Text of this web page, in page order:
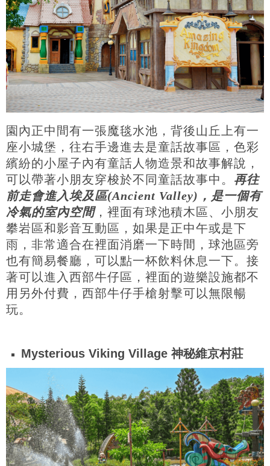
園內正中間有一張魔毯水池，背後山丘上有一
座小城堡，往右手邊進去是童話故事區，色彩
繽紛的小屋子內有童話人物造景和故事解說，
可以帶著小朋友穿梭於不同童話故事中。 再往
前走會進入埃及區(Ancient Valley)，是一個有
冷氣的室內空間，裡面有球池積木區、小朋友
攀岩區和影音互動區，如果是正中午或是下
雨，非常適合在裡面消磨一下時間，球池區旁
也有簡易餐廳，可以點一杯飲料休息一下。接
著可以進入西部牛仔區，裡面的遊樂設施都不
用另外付費，西部牛仔手槍射擊可以無限暢
玩。
Mysterious Viking Village 神秘維京村莊